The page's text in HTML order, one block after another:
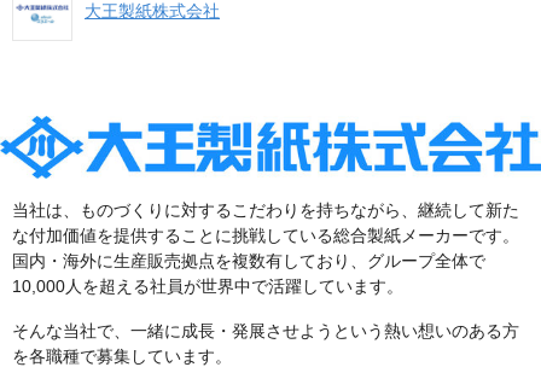
大王製紙株式会社
当社は、ものづくりに対するこだわりを持ちながら、継続して新た
な付加価値を提供することに挑戦している総合製紙メーカーです。
国内・海外に生産販売拠点を複数有しており、グループ全体で
10,000人を超える社員が世界中で活躍しています。
そんな当社で、一緒に成長・発展させようという熱い想いのある方
を各職種で募集しています。